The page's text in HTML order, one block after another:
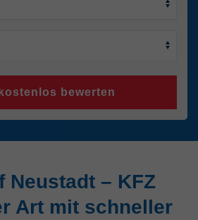
bewerten
Neustadt – KFZ
Art mit schneller